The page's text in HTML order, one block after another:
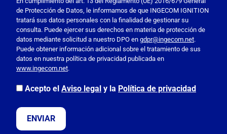
r
f
a
v
o
r
,
e
de Protección de Datos, le informamos de que INGECOM IGNITION
tratará sus datos personales con la finalidad de gestionar su
consulta. Puede ejercer sus derechos en materia de protección de
datos mediante solicitud a nuestro DPO en gdpr@ingecom.net.
Puede obtener información adicional sobre el tratamiento de sus
datos en nuestra política de privacidad publicada en
www.ingecom.net.
Acepto el Aviso legal y la Política de privacidad